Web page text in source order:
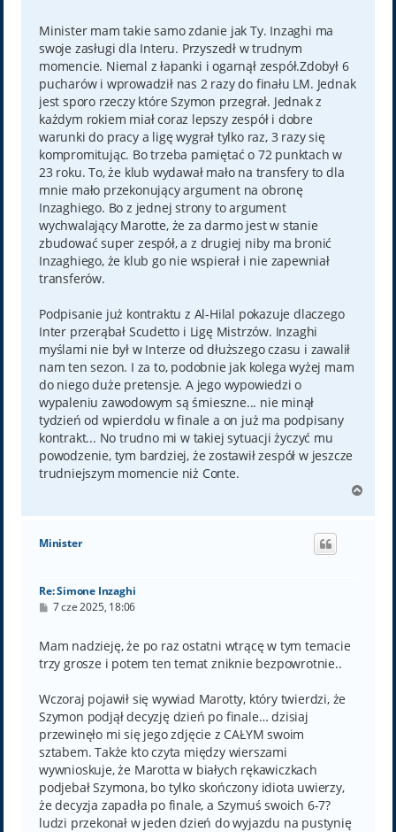
t
Minister mam takie samo zdanie jak Ty. Inzaghi ma
swoje zasługi dla Interu. Przyszedł w trudnym
momencie. Niemal z łapanki i ogarnął zespół.Zdobył 6
pucharów i wprowadził nas 2 razy do finału LM. Jednak
jest sporo rzeczy które Szymon przegrał. Jednak z
każdym rokiem miał coraz lepszy zespół i dobre
warunki do pracy a ligę wygrał tylko raz, 3 razy się
kompromitując. Bo trzeba pamiętać o 72 punktach w
23 roku. To, że klub wydawał mało na transfery to dla
mnie mało przekonujący argument na obronę
Inzaghiego. Bo z jednej strony to argument
wychwalający Marotte, że za darmo jest w stanie
zbudować super zespół, a z drugiej niby ma bronić
Inzaghiego, że klub go nie wspierał i nie zapewniał
transferów.
Podpisanie już kontraktu z Al-Hilal pokazuje dlaczego
Inter przerąbał Scudetto i Ligę Mistrzów. Inzaghi
myślami nie był w Interze od dłuższego czasu i zawalił
nam ten sezon. I za to, podobnie jak kolega wyżej mam
do niego duże pretensje. A jego wypowiedzi o
wypaleniu zawodowym są śmieszne... nie minął
tydzień od wpierdolu w finale a on już ma podpisany
kontrakt... No trudno mi w takiej sytuacji życzyć mu
powodzenie, tym bardziej, że zostawił zespół w jeszcze
trudniejszym momencie niż Conte.
g
Minister
Re: Simone Inzaghi
P
t
7 cze 2025, 18:06
Mam nadzieję, że po raz ostatni wtrącę w tym temacie
trzy grosze i potem ten temat zniknie bezpowrotnie..
Wczoraj pojawił się wywiad Marotty, który twierdzi, że
Szymon podjął decyzję dzień po finale… dzisiaj
przewinęło mi się jego zdjęcie z CAŁYM swoim
sztabem. Także kto czyta między wierszami
wywnioskuje, że Marotta w białych rękawiczkach
podjebał Szymona, bo tylko skończony idiota uwierzy,
że decyzja zapadła po finale, a Szymuś swoich 6-7?
ludzi przekonał w jeden dzień do wyjazdu na pustynię